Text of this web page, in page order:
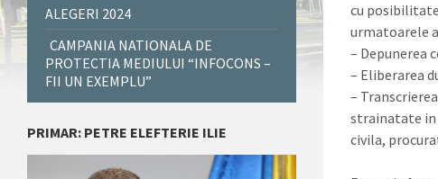
cu
urmatoarele
– Depunerea
– Eliberarea
–
strainatate in
civila,
ALEGERI 2024
CAMPANIA NATIONALA DE
PROTECTIA MEDIULUI “INFOCONS –
FII UN EXEMPLU”
PRIMAR: PETRE ELEFTERIE ILIE